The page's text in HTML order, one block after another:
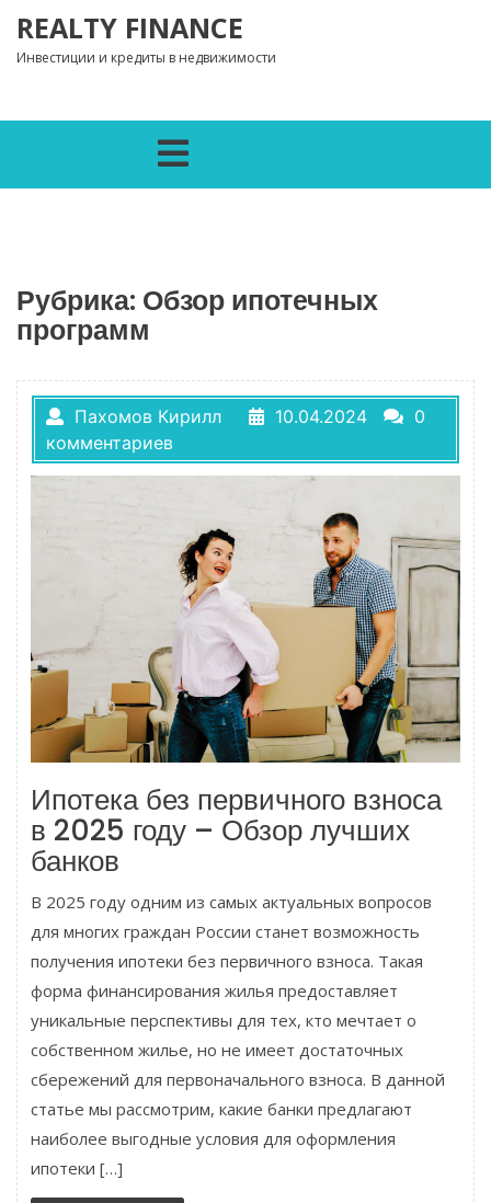
REALTY FINANCE
Инвестиции и кредиты в недвижимости
Рубрика: Обзор ипотечных
программ
Пахомов Кирилл 10.04.2024
0
комментариев
Ипотека без первичного взноса
в 2025 году – Обзор лучших
банков
В 2025 году одним из самых актуальных вопросов
для многих граждан России станет возможность
получения ипотеки без первичного взноса. Такая
форма финансирования жилья предоставляет
уникальные перспективы для тех, кто мечтает о
собственном жилье, но не имеет достаточных
сбережений для первоначального взноса. В данной
статье мы рассмотрим, какие банки предлагают
наиболее выгодные условия для оформления
ипотеки […]